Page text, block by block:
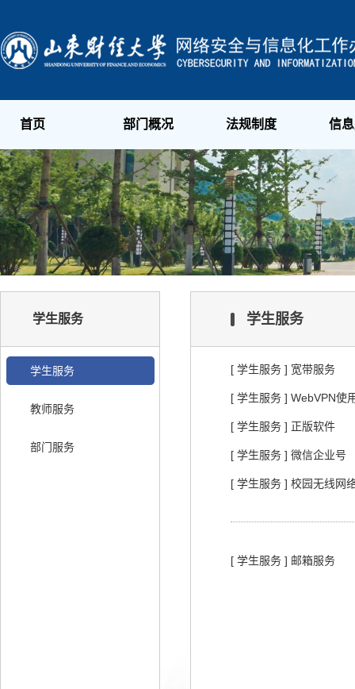
首页 部门概况 法规制度 信
学生服务
学生服务
教师服务
部门服务
学生服务
[ 学生服务 ] 宽带服务
[ 学生服务 ] WebVPN使
[ 学生服务 ] 正版软件
[ 学生服务 ] 微信企业号
[ 学生服务 ] 校园无线网
[ 学生服务 ] 邮箱服务